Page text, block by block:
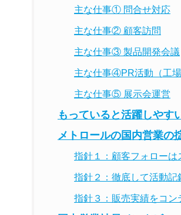
主な仕事① 問合せ対応
主な仕事② 顧客訪問
主な仕事③ 製品開発会議
主な仕事④PR活動（工
主な仕事⑤ 展示会運営
もっていると活躍しやす
メトロールの国内営業の
指針１：顧客フォローは
指針２：徹底して活動記
指針３：販売実績をコン